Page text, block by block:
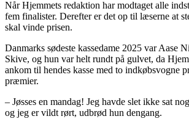
Når Hjemmets redaktion har modtaget alle
fem finalister. Derefter er det op til læserne at
skal vinde prisen.
Danmarks sødeste kassedame 2025 var Aase
Skive, og hun var helt rundt på gulvet, da
ankom til hendes kasse med to indkøbsvogne
præmier.
– Jøsses en mandag! Jeg havde slet ikke sat
og jeg er vildt rørt, udbrød hun dengang.